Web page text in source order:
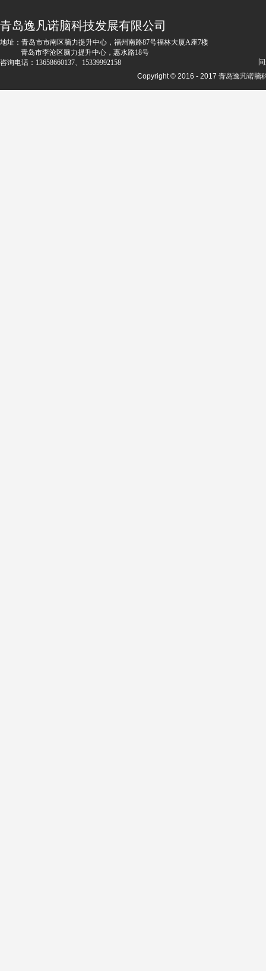
青岛逸凡诺脑科技发展有限公司
地址：青岛市市南区脑力提升中心，福州南路87号福林大厦A座7楼
青岛市李沧区脑力提升中心，惠水路18号
咨询电话：13658660137、15339992158
Copyright © 2016 - 2017 青岛逸凡诺脑
鲁ICP备17056501号-1